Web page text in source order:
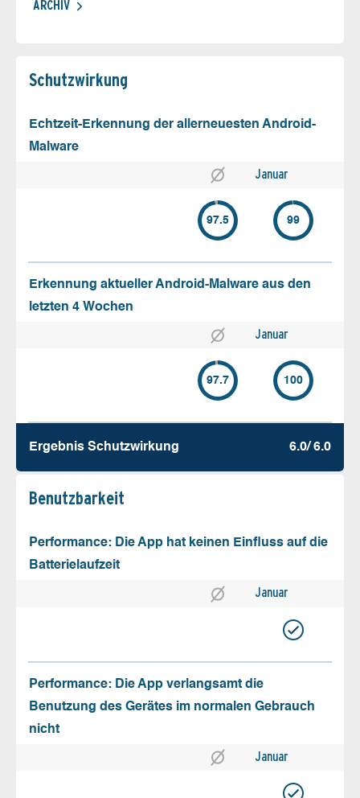
ARCHIV
Schutz­wirkung
Echtzeit-Erkennung der allerneuesten Android-
Malware
Januar
97.5 99
Erkennung aktueller Android-Malware aus den
letzten 4 Wochen
Januar
97.7 100
Ergebnis Schutz­wirkung 6.0/ 6.0
Benutz­barkeit
Performance: Die App hat keinen Einfluss auf die
Batterielaufzeit
Januar
Performance: Die App verlangsamt die
Benutzung des Gerätes im normalen Gebrauch
nicht
Januar